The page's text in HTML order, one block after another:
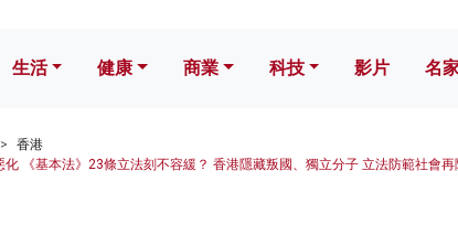
生活 健康 商業 科技 影片 名
香港
化 《基本法》23條立法刻不容緩？ 香港隱藏叛國、獨立分子 立法防範社會